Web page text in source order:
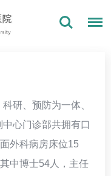
研、预防为一体、
心门诊部共拥有口
外科病房床位15
中博士54人，主任